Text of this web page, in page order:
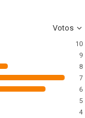
Votos
10
9
8
7
6
5
4